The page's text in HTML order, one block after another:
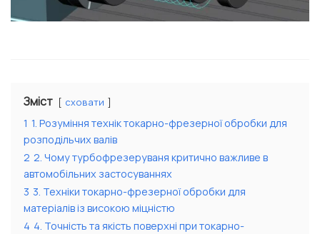
Зміст сховати
1 1. Розуміння технік токарно-фрезерної обробки для
розподільчих валів
2 2. Чому турбофрезеруваня критично важливе в
автомобільних застосуваннях
3 3. Техніки токарно-фрезерної обробки для
матеріалів із високою міцністю
4 4. Точність та якість поверхні при токарно-